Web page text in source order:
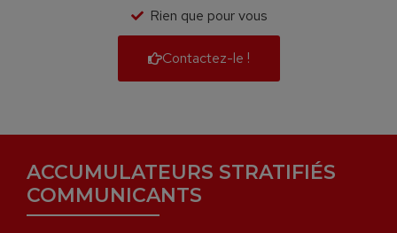
Rien que pour vous
Contactez-le !
ACCUMULATEURS STRATIFIÉS
COMMUNICANTS